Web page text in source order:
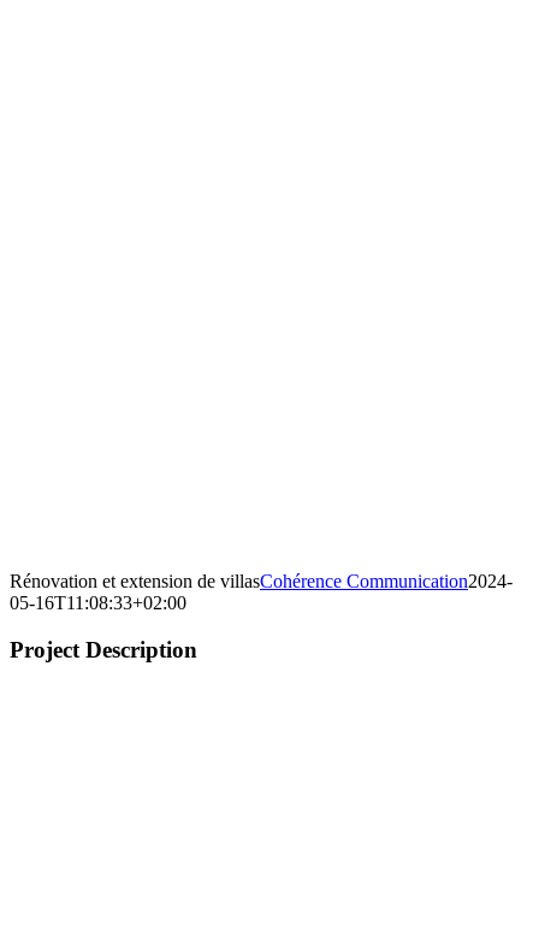
Rénovation et extension de villasCohérence Communication2024-
05-16T11:08:33+02:00
Project Description